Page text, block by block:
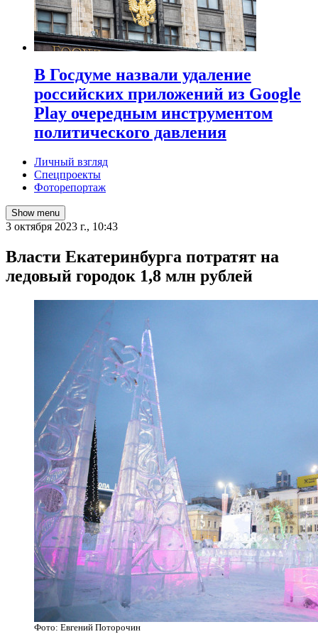
В Госдуме назвали удаление
российских приложений из Google
Play очередным инструментом
политического давления
Личный взгляд
Спецпроекты
Фоторепортаж
Show menu
3 октября 2023 г., 10:43
Власти Екатеринбурга потратят на
ледовый городок 1,8 млн рублей
Фото: Евгений Поторочин